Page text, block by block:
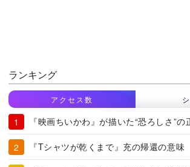
ランキング
アクセス数
『映画ちいかわ』が描いた“恐ろしさ”の
『Tシャツが乾くまで』充の帰還の意味